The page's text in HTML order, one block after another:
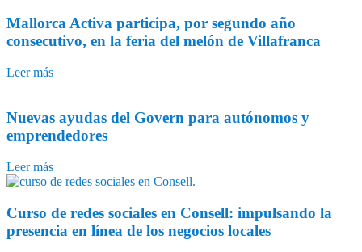
Mallorca Activa participa, por segundo año
consecutivo, en la feria del melón de Villafranca
Leer más
Nuevas ayudas del Govern para autónomos y
emprendedores
Leer más
Curso de redes sociales en Consell: impulsando la
presencia en línea de los negocios locales